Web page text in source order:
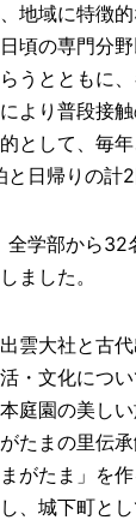
地域に特徴
頃の専門分
うとともに
より普段接
として、毎
日帰りの計2
全学部から32
ました。
雲大社と古
・文化につい
庭園の美し
たまの里伝
がたま」を
、城下町と